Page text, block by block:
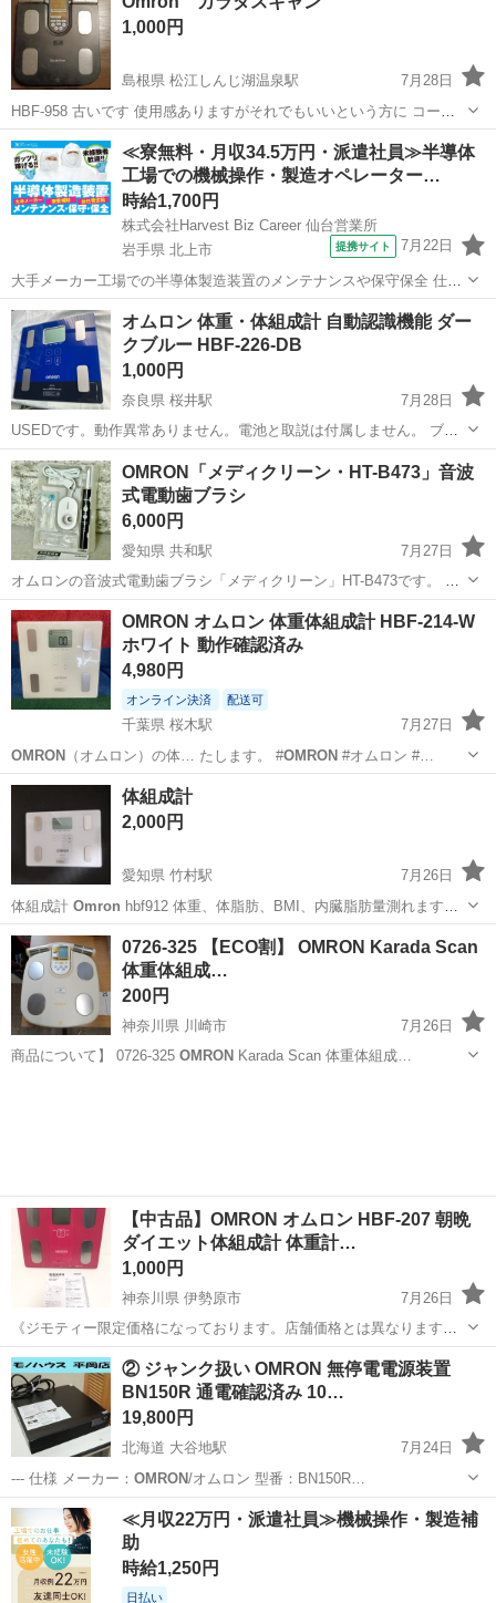
1,000円
島根県 松江しんじ湖温泉駅
7月28日
HBF-958 古いです 使用感ありますがそれでもいいという方に コード
のゴムが経年劣化で落ちることがあります （写真４） 電池は付きませ
ん 電源ボタンが効きにくいですが一応使えました 上記を必ずご理解い
ただける方のみお...
島根 松江市 松江しんじ湖温泉駅 美容家電
≪寮無料・月収34.5万円・派遣社員≫半導体
工場での機械操作・製造オペレーター…
時給1,700円
株式会社Harvest Biz Career 仙台営業所
岩手県 北上市
提携サイト 7月22日
大手メーカー工場での半導体製造装置のメンテナンスや保守保全 仕事
内容 ＼フラッシュメモリの製造を行う工場で半導体製造装置の保守・
点検のお仕事／ 新工場新設に伴い、請負現場の立ち上げを行います！
※立ち上げ時期目安：2...
岩手 北上市
オムロン 体重・体組成計 自動認識機能 ダー
クブルー HBF-226-DB
1,000円
奈良県 桜井駅
7月28日
USEDです。動作異常ありません。電池と取説は付属しません。 ブラ
ンドOmron色 ダークブルー 特徴 体脂肪測定/体組成測定 ディスプレ
イタイプ デジタル 重量制限 135 キログラム フォームの形式 フラット
幅約...
奈良 桜井市 美容家電
OMRON「メディクリーン・HT-B473」音波
式電動歯ブラシ
6,000円
愛知県 共和駅
7月27日
オムロンの音波式電動歯ブラシ「メディクリーン」HT-B473です。 縦
方向と横方向の振動を組み合わせた立体微振動「マルチ アクション音
波」（歯の表面や歯間の歯垢を落とす細かな 振動）で、歯垢を除去で
きます。 ...
愛知 名古屋市 電動歯ブラシ
OMRON オムロン 体重体組成計 HBF-214-W
ホワイト 動作確認済み
4,980円
オンライン決済 配送可
千葉県 桜木駅
7月27日
OMRON
（オムロン）の体… たします。 #OMRON #オムロン #…
千葉 千葉市 桜木駅
体組成計
2,000円
愛知県 竹村駅
7月26日
体組成計 Omron hbf912 体重、体脂肪、BMI、内臓脂肪量測れます。
使用機会が無いため出品します。 使用感はあまりありませんが念のた
めしっかり清掃、除菌の上お渡しいたします。 残量はわかりません
が、現在取り付けて...
愛知 豊田市 ボディケア
0726-325 【ECO割】 OMRON Karada Scan
体重体組成…
200円
神奈川県 川崎市
7月26日
商品について】 0726-325 OMRON Karada Scan 体重体組成…
【中古品】OMRON オムロン HBF-207 朝晩
ダイエット体組成計 体重計…
1,000円
神奈川県 伊勢原市
7月26日
《ジモティー限定価格になっております。店舗価格とは異なりますの
でご注意下さい。》 《ジモティー価格でご購入頂けるのは、メッセー
ジよりご連絡頂き受け渡し予定者様に選ばれた方のみになります。》
《※ご予約なしで来店さ...
神奈川 伊勢原市 美容家電 HBF
② ジャンク扱い OMRON 無停電電源装置
BN150R 通電確認済み 10…
19,800円
北海道 大谷地駅
7月24日
--- 仕様 メーカー： OMRON /オムロン 型番：BN150R…
北海道 札幌市 大谷地駅 その他 無停電電源装置
≪月収22万円・派遣社員≫機械操作・製造補
助
時給1,250円
日払い